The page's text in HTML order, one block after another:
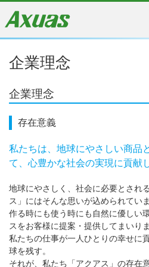
企業理念
企業理念
存在意義
私たちは、地球にやさしい商品
て、心豊かな社会の実現に貢献
地球にやさしく、社会に必要とされ
ス」にはそんな思いが込められていま
作る時にも使う時にも自然に優しい
スをお客様に提案・提供してまいりま
私たちの仕事が一人ひとりの幸せに
球を残す。
それが、私たち「アクアス」の存在